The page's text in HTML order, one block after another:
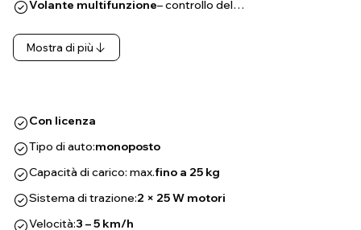
Volante multifunzione– controllo del…
Mostra di più
Con licenza
Tipo di auto:monoposto
Capacità di carico: max.fino a 25 kg
Sistema di trazione:2 × 25 W motori
Velocità:3 – 5 km/h